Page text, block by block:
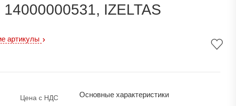
IZELTAS
артикулы
Цена с НДС Основные характеристики